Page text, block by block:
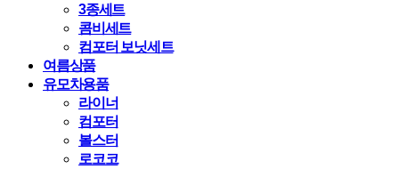
3종세트
콤비세트
컴포터 보닛세트
여름상품
유모차용품
라이너
컴포터
볼스터
로코코